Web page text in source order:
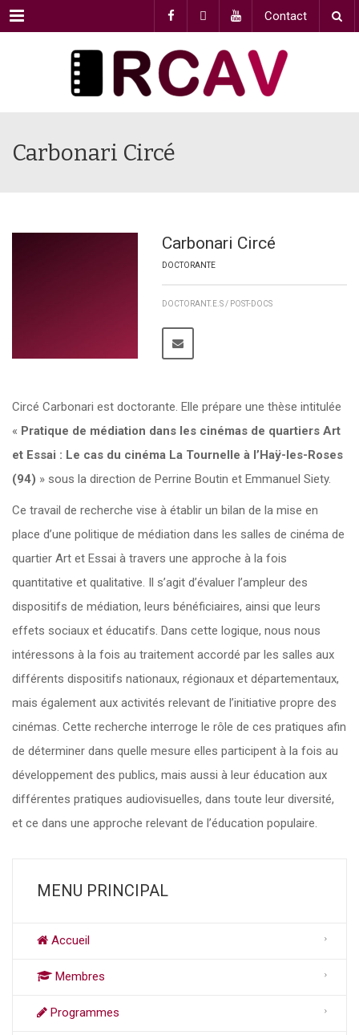
Menu Contact
Carbonari Circé
Carbonari Circé
DOCTORANTE
DOCTORANT.E.S / POST-DOCS
Circé Carbonari est doctorante. Elle prépare une thèse intitulée
« Pratique de médiation dans les cinémas de quartiers Art
et Essai : Le cas du cinéma La Tournelle à l’Haÿ-les-Roses
(94) » sous la direction de Perrine Boutin et Emmanuel Siety.
Ce travail de recherche vise à établir un bilan de la mise en
place d’une politique de médiation dans les salles de cinéma de
quartier Art et Essai à travers une approche à la fois
quantitative et qualitative. Il s’agit d’évaluer l’ampleur des
dispositifs de médiation, leurs bénéficiaires, ainsi que leurs
effets sociaux et éducatifs. Dans cette logique, nous nous
intéressons à la fois au traitement accordé par les salles aux
différents dispositifs nationaux, régionaux et départementaux,
mais également aux activités relevant de l’initiative propre des
cinémas. Cette recherche interroge le rôle de ces pratiques afin
de déterminer dans quelle mesure elles participent à la fois au
développement des publics, mais aussi à leur éducation aux
différentes pratiques audiovisuelles, dans toute leur diversité,
et ce dans une approche relevant de l’éducation populaire.
MENU PRINCIPAL
Accueil
Membres
Programmes